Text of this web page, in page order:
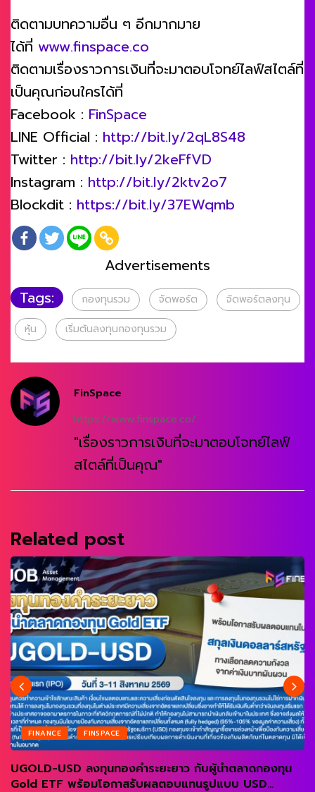
ติดตามบทความอื่น ๆ อีกมากมาย
ได้ที่ www.finspace.co
ติดตามเรื่องราวการเงินที่จะมาตอบโจทย์ไลฟ์สไตล์ที่
เป็นคุณก่อนใครได้ที่
Facebook : FinSpace
LINE Official : http://bit.ly/2qL8S48
Twitter : http://bit.ly/2keFfVD
Instagram : http://bit.ly/2ktv2o7
Blockdit : https://bit.ly/37EWqmb
Advertisements
Tags:
กองทุนรวม จัดพอร์ต
จัดพอร์ตลงทุน
หุ้น
เริ่มต้นลงทุนกองทุนรวม
FinSpace
https://www.finspace.co/
"เรื่องราวการเงินที่จะมาตอบโจทย์ไลฟ์
สไตล์ที่เป็นคุณ"
Related post
FINANCE FINSPACE
UGOLD-USD ลงทุนทองคำระยะยาว กับผู้นำตลาดกองทุน
Gold ETF พร้อมโอกาสรับผลตอบแทนรูปแบบ USD...